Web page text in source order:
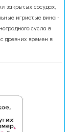
закрытых сосудах,
игристые вина -
сусла в
древних времен в